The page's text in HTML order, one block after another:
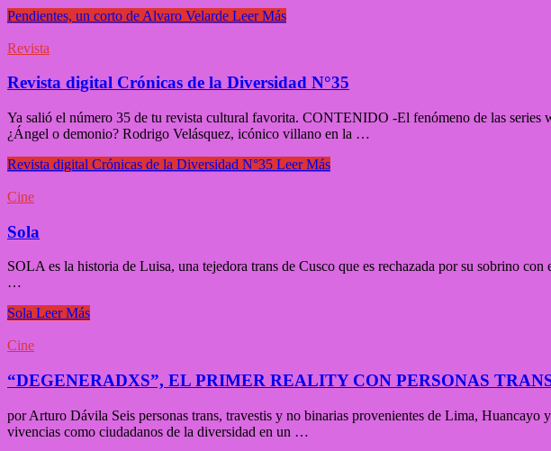
Pendientes, un corto de Alvaro Velarde Leer Más
Revista
Revista digital Crónicas de la Diversidad N°35
Ya salió el número 35 de tu revista cultural favorita. CONTENIDO -El fenómeno de las
¿Ángel o demonio? Rodrigo Velásquez, icónico villano en la …
Revista digital Crónicas de la Diversidad N°35 Leer Más
Cine
Sola
SOLA es la historia de Luisa, una tejedora trans de Cusco que es rechazada por su sobrino
…
Sola Leer Más
Cine
“DEGENERADXS”, EL PRIMER REALITY CON PERSONAS
por Arturo Dávila Seis personas trans, travestis y no binarias provenientes de Lima, Huancayo
vivencias como ciudadanos de la diversidad en un …